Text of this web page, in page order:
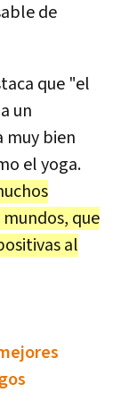
de
que "el
un
muy bien
el yoga.
que
al